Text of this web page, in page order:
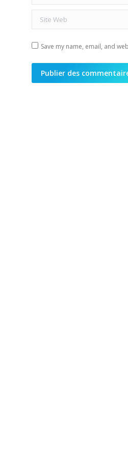
Site Web
Save my name, email, and
Publier des